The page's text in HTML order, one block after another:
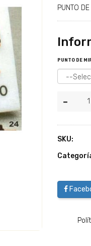
PUNTO
PUNTO DE
SKU: